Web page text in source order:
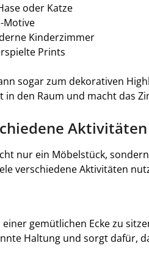
oder Katze
Motive
Kinderzimmer
Prints
sogar zum dekorativen
in den Raum und macht das
Aktivitäten
nur ein Möbelstück,
verschiedene Aktivitäten
gemütlichen Ecke zu
Haltung und sorgt dafür,